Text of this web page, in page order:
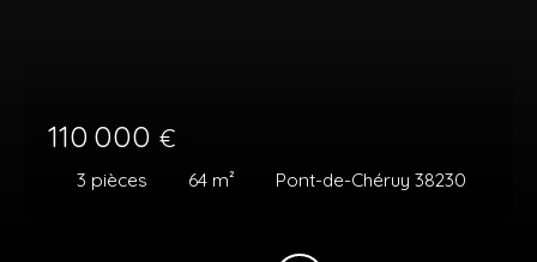
110 000 €
3 pièces 64 m² Pont-de-Chéruy 38230